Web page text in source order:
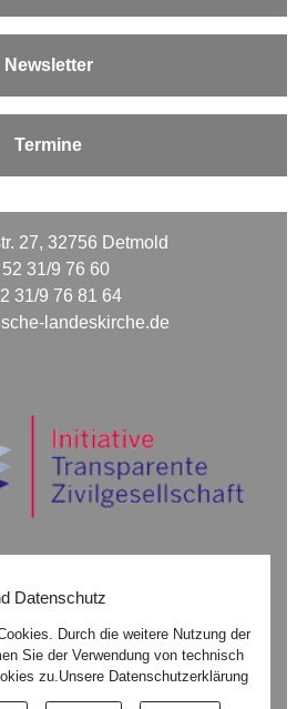
Newsletter
Termine
27, 32756 Detmold
31/9 76 60
31/9 76 81 64
landeskirche.de
Impressum
Datenschutz
Durch die weitere Nutzung der
Sie der Verwendung von technisch
zu.Unsere Datenschutzerklärung